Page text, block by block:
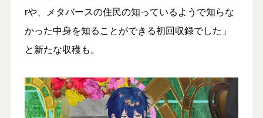
rや、メタバースの住民の知っているようで知らな
かった中身を知ることができる初回収録でした」
と新たな収穫も。